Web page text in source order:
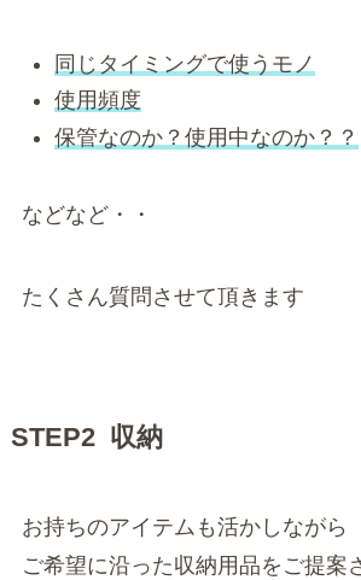
同じタイミングで使うモノ
使用頻度
保管なのか？使用中なのか？？
などなど・・
たくさん質問させて頂きます
STEP2 収納
お持ちのアイテムも活かしながら
ご希望に沿った収納用品をご提案